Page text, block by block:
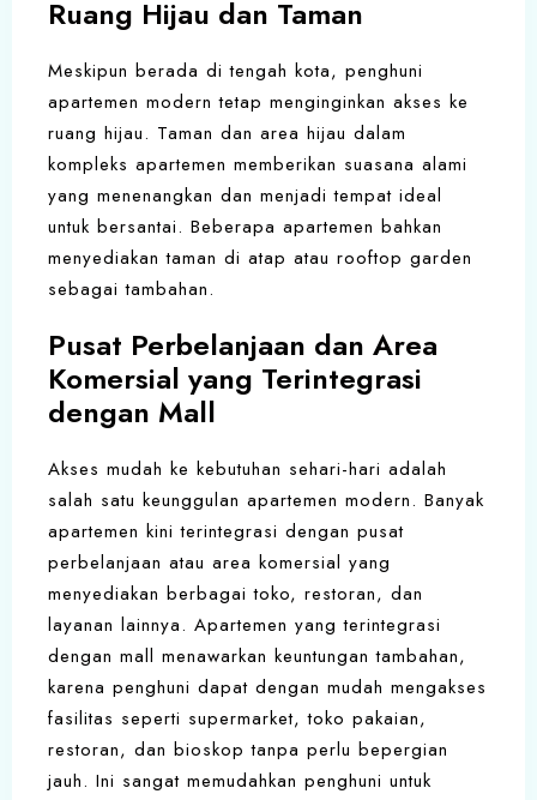
Ruang Hijau dan Taman
Meskipun berada di tengah kota, penghuni
apartemen modern tetap menginginkan akses ke
ruang hijau. Taman dan area hijau dalam
kompleks apartemen memberikan suasana alami
yang menenangkan dan menjadi tempat ideal
untuk bersantai. Beberapa apartemen bahkan
menyediakan taman di atap atau rooftop garden
sebagai tambahan.
Pusat Perbelanjaan dan Area
Komersial yang Terintegrasi
dengan Mall
Akses mudah ke kebutuhan sehari-hari adalah
salah satu keunggulan apartemen modern. Banyak
apartemen kini terintegrasi dengan pusat
perbelanjaan atau area komersial yang
menyediakan berbagai toko, restoran, dan
layanan lainnya. Apartemen yang terintegrasi
dengan mall menawarkan keuntungan tambahan,
karena penghuni dapat dengan mudah mengakses
fasilitas seperti supermarket, toko pakaian,
restoran, dan bioskop tanpa perlu bepergian
jauh. Ini sangat memudahkan penghuni untuk